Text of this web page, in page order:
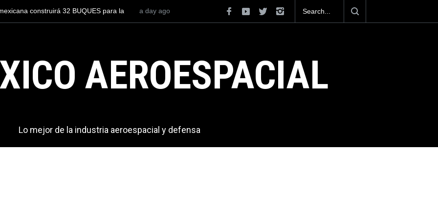
para volar los nuevos C-130J mexicanos
México se posiciona como el cuarto exportador aeroespacial
del mundo, al superar los 13,600 millones de dólares en
exportaciones en el 2025.
a day ago
AEROESPACIAL
Lo mejor de la industria aeroespacial y defensa